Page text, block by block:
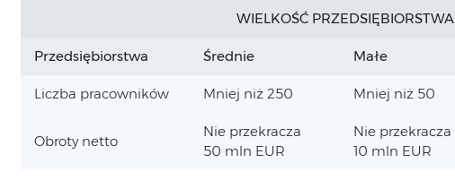
WIELKOŚĆ PRZEDSIĘBIORSTWA
Przedsiębiorstwa Średnie Małe
Liczba pracowników Mniej niż 250 Mniej niż 50
Obroty netto
Nie przekracza
50 mln EUR
Nie przekracza
10 mln EUR